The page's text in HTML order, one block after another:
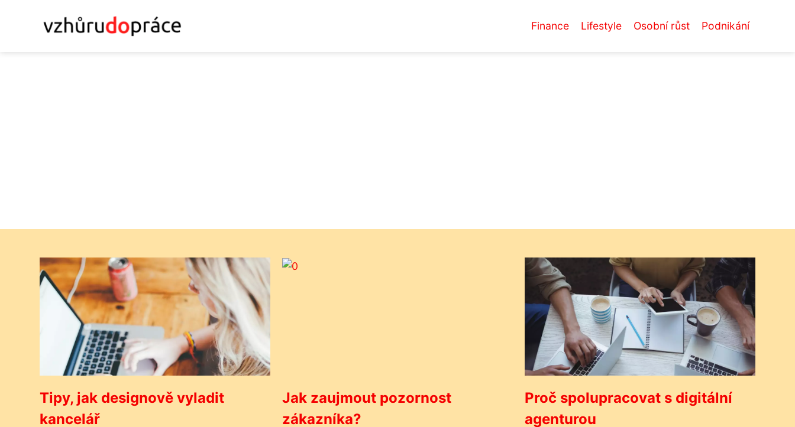
Finance Lifestyle Osobní růst Podnikání
Tipy, jak designově vyladit
kancelář
Jak zaujmout pozornost
zákazníka?
Proč spolupracovat s digitální
agenturou